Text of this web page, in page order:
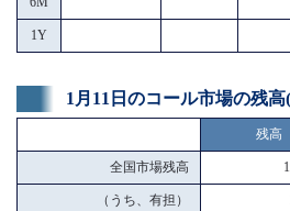
1Y
1月11日のコール市場の残
残高
全国市場残高
（うち、有担）